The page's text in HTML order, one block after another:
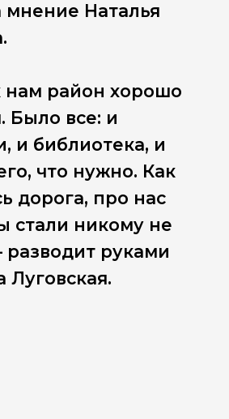
мнение Наталья
нам район хорошо
Было все: и
и библиотека, и
что нужно. Как
дорога, про нас
стали никому не
руками
Луговская.